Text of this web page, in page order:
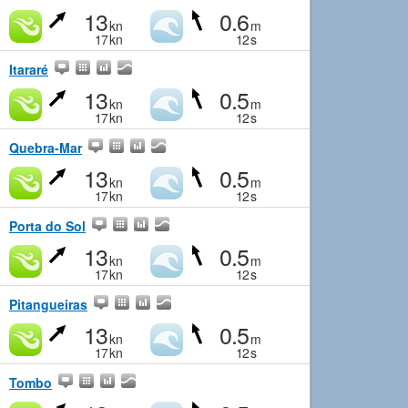
13kn
17kn
0.6m
12s
Itararé
13kn
17kn
0.5m
12s
Quebra-Mar
13kn
17kn
0.5m
12s
Porta do Sol
13kn
17kn
0.5m
12s
Pitangueiras
13kn
17kn
0.5m
12s
Tombo